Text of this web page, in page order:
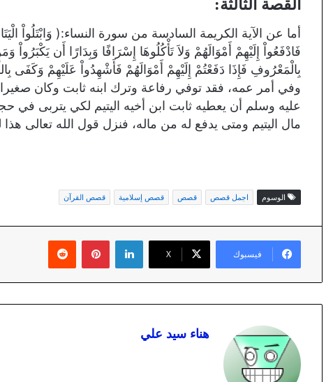
القصة الثالثة:
أما عن الآية الكريمة السادسة من سورة النساء:( وَابْتَلُواْ
فَادْفَعُواْ إِلَيْهِمْ أَمْوَالَهُمْ وَلاَ تَأْكُلُوهَا إِسْرَافًا وَبِدَارًا أَن
بِالْمَعْرُوفِ فَإِذَا دَفَعْتُمْ إِلَيْهِمْ أَمْوَالَهُمْ فَأَشْهِدُواْ عَلَيْهِمْ وَكَفَى
وفي أمر عمه، فقد توفي رفاعة وترك ابنه ثابت وكان
عليه وسلم أن يعطيه ثابت ابن أخيه اليتيم لكي يتربى
مال اليتيم ومتى يدفع له من ماله، فنزل قول الله تعالى
الوسوم اجمل قصص قصص قصص إسلامية قصص القرآن
فيسبوك X
لينكدإن بينتيريست
هناء سيد علي